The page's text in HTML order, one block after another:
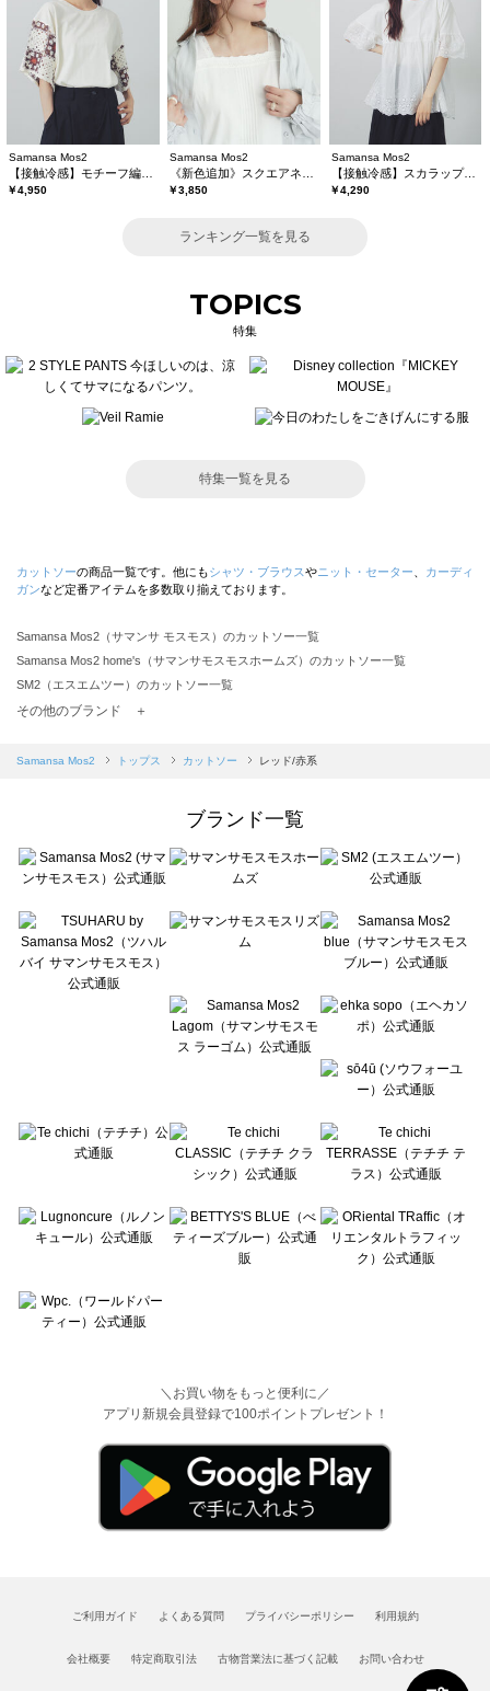
Samansa Mos2
￥4,950
Samansa Mos2
￥3,850
Samansa Mos2
【接触冷感】スカラップレース切替カットソー
￥4,290
ランキング一覧を見る
TOPICS
特集
特集一覧を見る
カットソーの商品一覧です。他にもシャツ・ブラウスやニット・セーター
カーディ
ガンなど定番アイテムを多数取り揃えております。
Samansa Mos2（サマンサ モスモス）のカットソー一覧
Samansa Mos2 home's（サマンサモスモスホームズ）のカットソー一覧
SM2（エスエムツー）のカットソー一覧
TSUHARU by Samansa Mos2（ツハルバイサマンサモスモス）のカットソー一覧
Samansa Mos2 blue（サマンサモスモス ブルー）のカットソー一覧
sō4ū（ソウフォーユー）のカットソー一覧
Te chichi（テチチ）のカットソー一覧
Te chichi CLASSIC（テチチ クラシック）のカットソー一覧
Lugnoncure（ルノンキュール）のカットソー一覧
BETTY'S BLUE（べティーズブルー）のカットソー一覧
Wpc.（ワールドパーティー）のカットソー一覧
その他のブランド ＋
Samansa Mos2 トップス カットソー レッド/赤系
ブランド一覧
＼お買い物をもっと便利に／
アプリ新規会員登録で100ポイントプレゼント！
ご利用ガイド よくある質問 プライバシーポリシー 利用規約
会社概要 特定商取引法 古物営業法に基づく記載 お問い合わせ